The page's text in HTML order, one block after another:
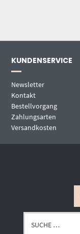
KUNDENSERVICE
Newsletter
Kontakt
Bestellvorgang
Zahlungsarten
Versandkosten